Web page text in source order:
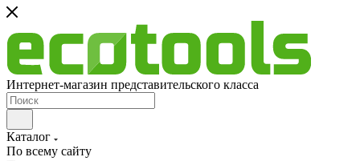
Интернет-магазин представительского класса
Каталог
По всему сайту